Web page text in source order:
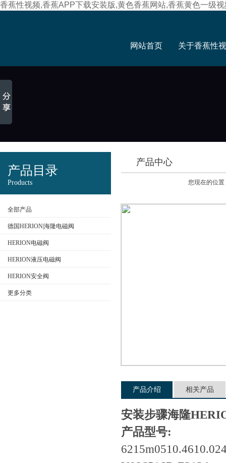
香蕉性视频,香蕉APP下载安装版,黄色香蕉网站,香蕉黄色一级视
网站首页 关于香蕉性
产品目录
Products
全部产品
德国HERION|海隆电磁阀
HERION电磁阀
HERION液压电磁阀
HERION安全阀
更多分类
产品中心
您现在的位置
产品介绍 相关产品
安装步骤海隆
产品型号: